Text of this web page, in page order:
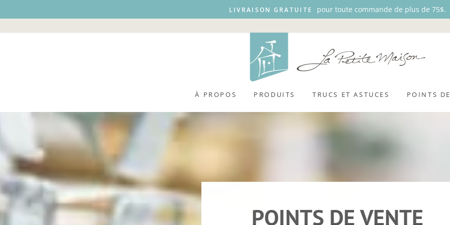
LIVRAISON GRATUITE
pour toute commande de plus de 75$.
À PROPOS PRODUITS TRUCS ET ASTUCES POINTS
POINTS DE VENTE